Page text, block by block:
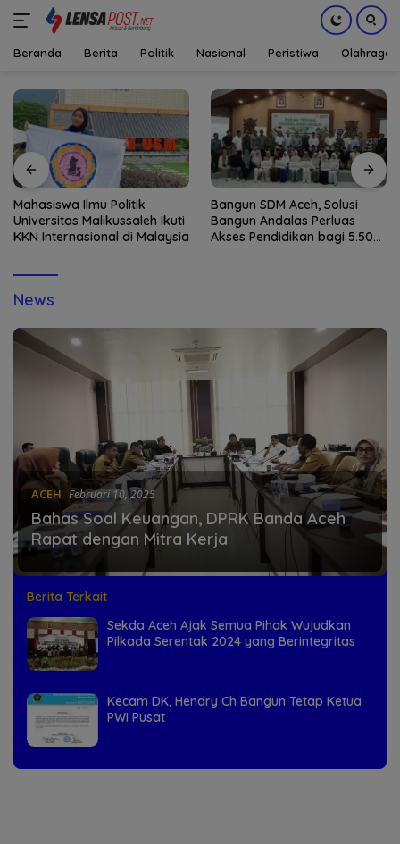
konten
Beranda Berita Politik Nasional Peristiwa Olahraga
Mahasiswa Ilmu Politik
Universitas Malikussaleh Ikuti
KKN Internasional di Malaysia
Bangun SDM Aceh, Solusi
Bangun Andalas Perluas
Akses Pendidikan bagi 5.500
News
ACEH Februari 10, 2025
Bahas Soal Keuangan, DPRK Banda Aceh
Rapat dengan Mitra Kerja
Berita Terkait
Sekda Aceh Ajak Semua Pihak Wujudkan
Pilkada Serentak 2024 yang Berintegritas
Kecam DK, Hendry Ch Bangun Tetap Ketua
PWI Pusat